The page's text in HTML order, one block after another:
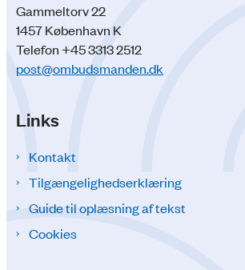
Gammeltorv 22
1457 København K
Telefon +45 3313 2512
post@ombudsmanden.dk
Links
Kontakt
Tilgængelighedserklæring
Guide til oplæsning af tekst
Cookies